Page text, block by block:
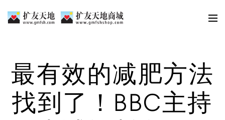
最有效的减肥方法
找到了！BBC主持